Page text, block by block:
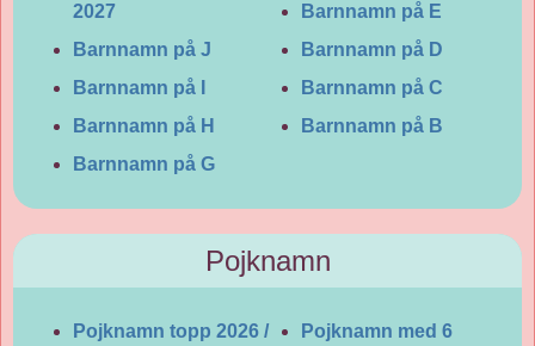
2027
Barnnamn på J
Barnnamn på I
Barnnamn på H
Barnnamn på G
Barnnamn på E
Barnnamn på D
Barnnamn på C
Barnnamn på B
Pojknamn
Pojknamn topp 2026 /
Pojknamn med 6